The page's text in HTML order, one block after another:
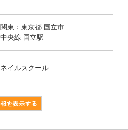
関東：東京都 国立市
中央線 国立駅
ネイルスクール